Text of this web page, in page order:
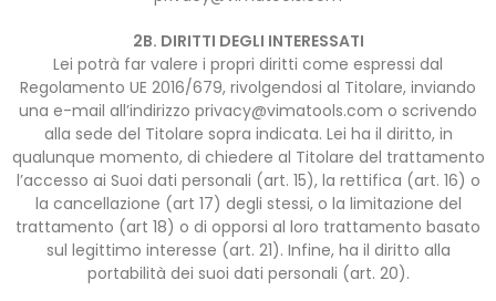
2B. DIRITTI DEGLI INTERESSATI
Lei potrà far valere i propri diritti come espressi dal
Regolamento UE 2016/679, rivolgendosi al Titolare, inviando
una e-mail all’indirizzo privacy@vimatools.com o scrivendo
alla sede del Titolare sopra indicata. Lei ha il diritto, in
qualunque momento, di chiedere al Titolare del trattamento
l’accesso ai Suoi dati personali (art. 15), la rettifica (art. 16) o
la cancellazione (art 17) degli stessi, o la limitazione del
trattamento (art 18) o di opporsi al loro trattamento basato
sul legittimo interesse (art. 21). Infine, ha il diritto alla
portabilità dei suoi dati personali (art. 20).